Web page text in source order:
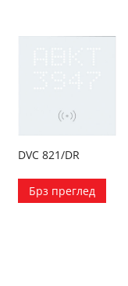
DVC 821/DR
Брз преглед